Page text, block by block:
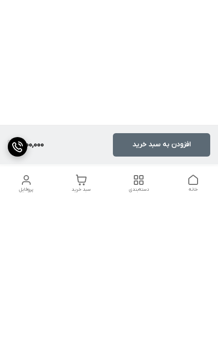
1,700,000 افزودن به سبد خرید
پروفایل سبد خرید دسته‌بندی خانه